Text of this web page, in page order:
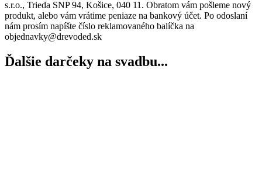
s.r.o., Trieda SNP 94, Košice, 040 11. Obratom vám pošleme nový
produkt, alebo vám vrátime peniaze na bankový účet. Po odoslaní
nám prosím napíšte číslo reklamovaného balíčka na
objednavky@drevoded.sk
Ďalšie darčeky na svadbu...